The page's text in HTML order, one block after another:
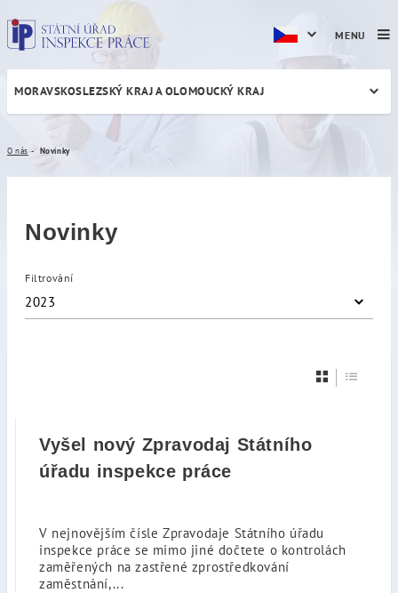
Novinky
MORAVSKOSLEZSKÝ KRAJ A OLOMOUCKÝ KRAJ
O nás Novinky
Novinky
Filtrování
2023
Vyšel nový Zpravodaj Státního
úřadu inspekce práce
V nejnovějším čísle Zpravodaje Státního úřadu
inspekce práce se mimo jiné dočtete o kontrolách
zaměřených na zastřené zprostředkování
zaměstnání,...
MENU